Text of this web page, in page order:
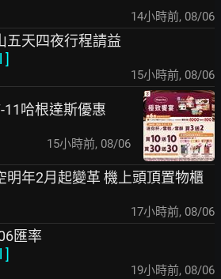
14小時前, 08/06
五天四夜行程請益
]
15小時前, 08/06
11哈根達斯優惠
15小時前, 08/06
明年2月起變革 機上頭頂置物櫃
17小時前, 08/06
匯率
]
19小時前, 08/06